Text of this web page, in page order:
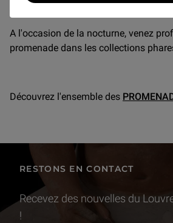
A l'occasion de la nocturne, venez
promenade dans les collections
Découvrez l'ensemble des
RESTONS EN CONTACT
Recevez des nouvelles du
!